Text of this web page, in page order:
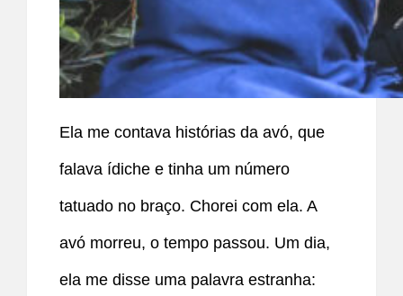
Ela me contava histórias da avó, que
falava ídiche e tinha um número
tatuado no braço. Chorei com ela. A
avó morreu, o tempo passou. Um dia,
ela me disse uma palavra estranha: